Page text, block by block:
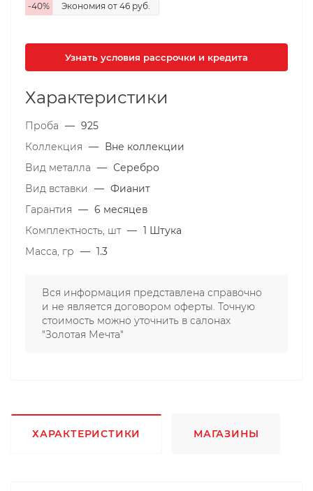
-40% Экономия от 46 руб.
Узнать условия рассрочки и кредита
Характеристики
Проба — 925
Коллекция — Вне коллекции
Вид металла — Серебро
Вид вставки
— Фианит
Гарантия — 6 месяцев
Комплектность, шт — 1 Штука
Масса, гр — 1.3
Вся информация представлена справочно
и не является договором оферты. Точную
стоимость можно уточнить в салонах
"Золотая Мечта"
ХАРАКТЕРИСТИКИ МАГАЗИНЫ